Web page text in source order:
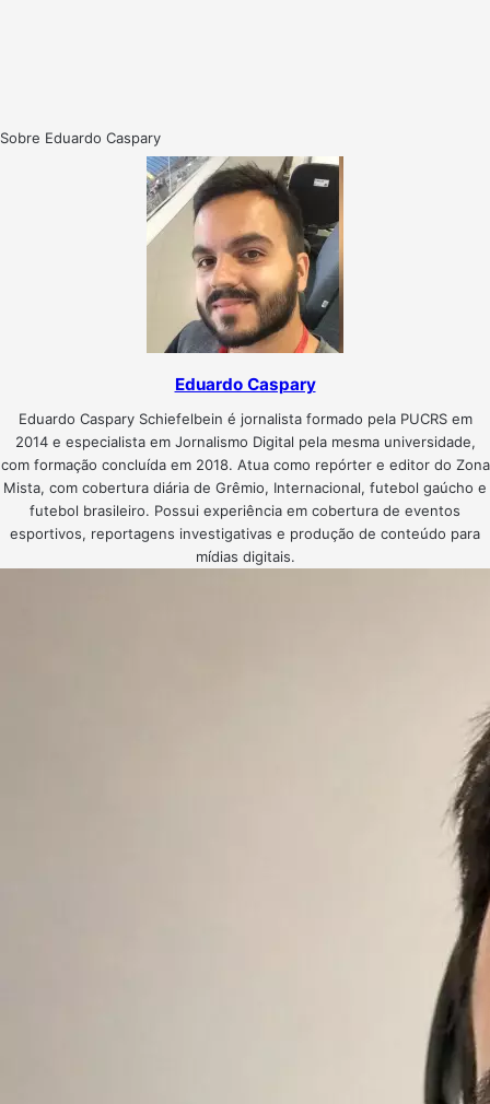
Sobre Eduardo Caspary
Eduardo Caspary
Eduardo Caspary Schiefelbein é jornalista formado pela PUCRS em
2014 e especialista em Jornalismo Digital pela mesma universidade,
com formação concluída em 2018. Atua como repórter e editor do Zona
Mista, com cobertura diária de Grêmio, Internacional, futebol gaúcho e
futebol brasileiro. Possui experiência em cobertura de eventos
esportivos, reportagens investigativas e produção de conteúdo para
mídias digitais.